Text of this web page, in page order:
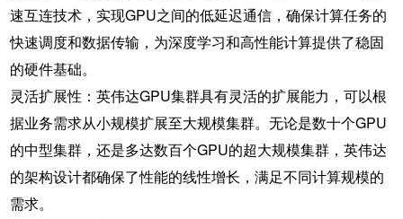
速互连技术，实现GPU之间的低延迟通信，确保计算任务的
快速调度和数据传输，为深度学习和高性能计算提供了稳固
的硬件基础。
灵活扩展性：英伟达GPU集群具有灵活的扩展能力，可以根
据业务需求从小规模扩展至大规模集群。无论是数十个GPU
的中型集群，还是多达数百个GPU的超大规模集群，英伟达
的架构设计都确保了性能的线性增长，满足不同计算规模的
需求。